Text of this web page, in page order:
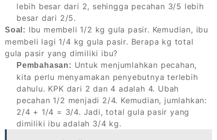
lebih besar dari 2, sehingga pecahan 3/5 lebih
besar dari 2/5.
Soal: Ibu membeli 1/2 kg gula pasir. Kemudian, ibu
membeli lagi 1/4 kg gula pasir. Berapa kg total
gula pasir yang dimiliki ibu?
Pembahasan: Untuk menjumlahkan pecahan,
kita perlu menyamakan penyebutnya terlebih
dahulu. KPK dari 2 dan 4 adalah 4. Ubah
pecahan 1/2 menjadi 2/4. Kemudian, jumlahkan:
2/4 + 1/4 = 3/4. Jadi, total gula pasir yang
dimiliki ibu adalah 3/4 kg.